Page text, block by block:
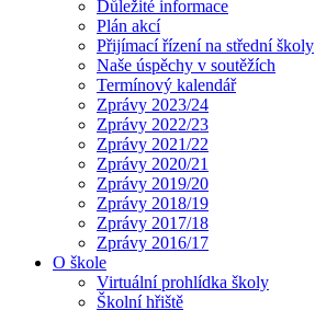
Důležité informace
Plán akcí
Přijímací řízení na střední školy
Naše úspěchy v soutěžích
Termínový kalendář
Zprávy 2023/24
Zprávy 2022/23
Zprávy 2021/22
Zprávy 2020/21
Zprávy 2019/20
Zprávy 2018/19
Zprávy 2017/18
Zprávy 2016/17
O škole
Virtuální prohlídka školy
Školní hřiště